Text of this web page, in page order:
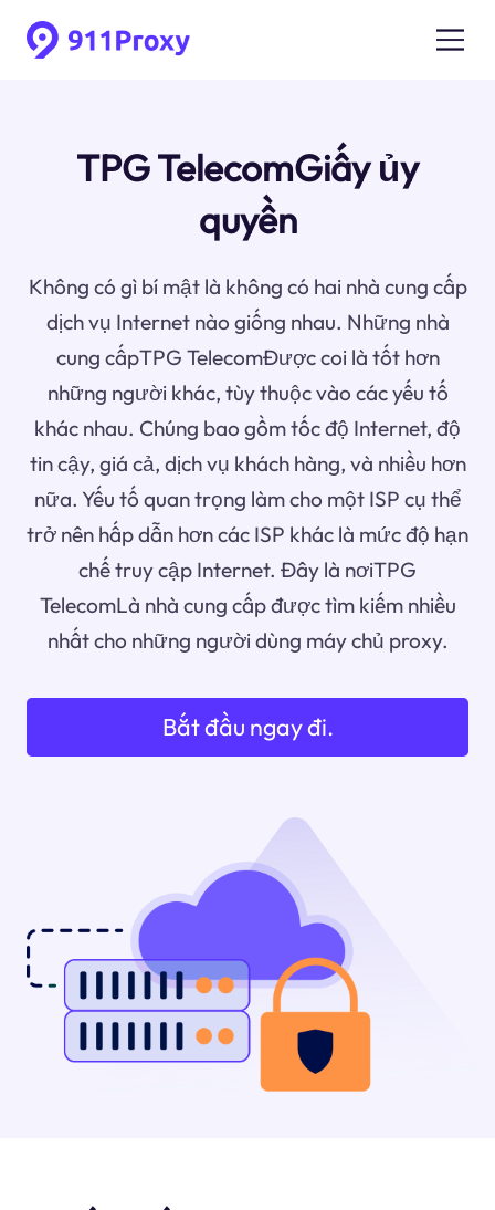
TPG TelecomGiấy ủy
quyền
Không có gì bí mật là không có hai nhà cung cấp
dịch vụ Internet nào giống nhau. Những nhà
cung cấpTPG TelecomĐược coi là tốt hơn
những người khác, tùy thuộc vào các yếu tố
khác nhau. Chúng bao gồm tốc độ Internet, độ
tin cậy, giá cả, dịch vụ khách hàng, và nhiều hơn
nữa. Yếu tố quan trọng làm cho một ISP cụ thể
trở nên hấp dẫn hơn các ISP khác là mức độ hạn
chế truy cập Internet. Đây là nơiTPG
TelecomLà nhà cung cấp được tìm kiếm nhiều
nhất cho những người dùng máy chủ proxy.
Bắt đầu ngay đi.